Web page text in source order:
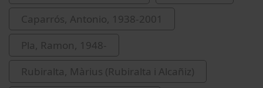
Caparrós, Antonio, 1938-2001
Pla, Ramon, 1948-
Rubiralta, Màrius (Rubiralta i Alcañiz)